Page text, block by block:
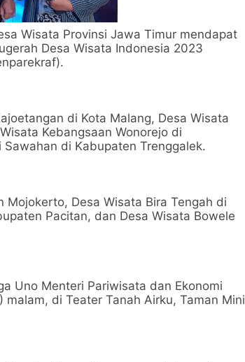
Wisata Provinsi Jawa Timur mendapat
Desa Wisata Indonesia 2023
di Kota Malang, Desa Wisata
Kebangsaan Wonorejo di
di Kabupaten Trenggalek.
Mojokerto, Desa Wisata Bira Tengah di
Pacitan, dan Desa Wisata Bowele
Uno Menteri Pariwisata dan Ekonomi
di Teater Tanah Airku, Taman Mini